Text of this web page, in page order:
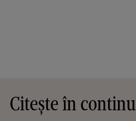
Citește în